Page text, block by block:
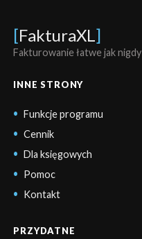
[FakturaXL]
Fakturowanie łatwe jak nigdy
INNE STRONY
Funkcje programu
Cennik
Dla księgowych
Pomoc
Kontakt
PRZYDATNE